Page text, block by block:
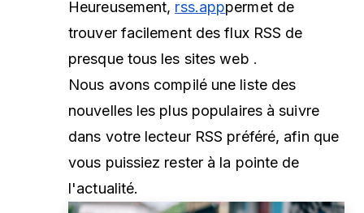
Heureusement, rss.apppermet de
trouver facilement des flux RSS de
presque tous les sites web .
Nous avons compilé une liste des
nouvelles les plus populaires à suivre
dans votre lecteur RSS préféré, afin que
vous puissiez rester à la pointe de
l'actualité.